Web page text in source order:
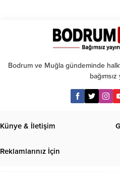
Bodrum ve Muğla gündeminde
bağımsız
Künye & İletişim
Reklamlarınız İçin